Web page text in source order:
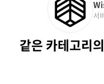
서
같은 카테고리